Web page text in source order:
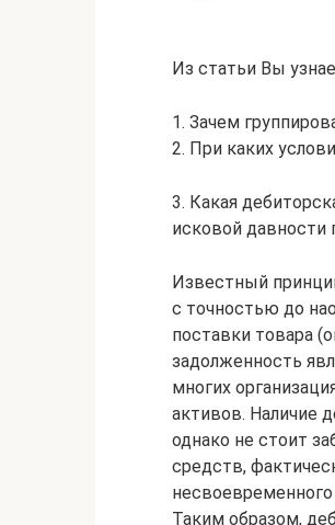
Из статьи Вы
1. Зачем
2. При каких
3. Какая
исковой давности
Известный
с точностью до
поставки товара
задолженность
многих
активов. Наличие
однако не стоит
средств,
Таким образом,